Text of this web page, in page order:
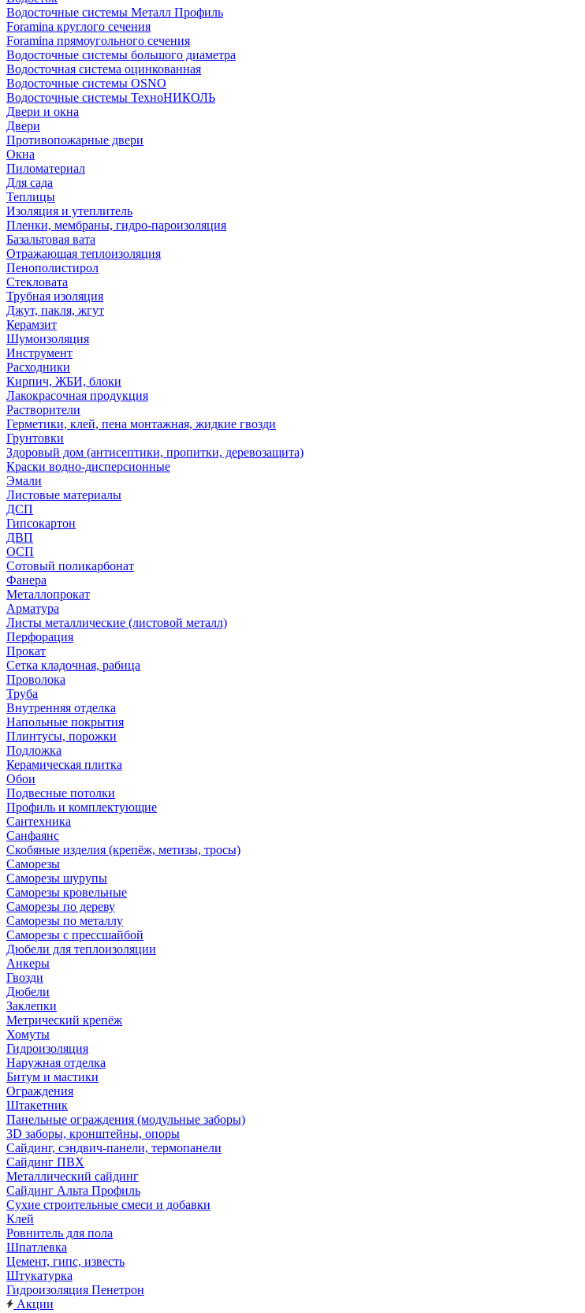
Водосточные системы Металл Профиль
Foramina круглого сечения
Foramina прямоугольного сечения
Водосточные системы большого диаметра
Водосточная система оцинкованная
Водосточные системы OSNO
Водосточные системы ТехноНИКОЛЬ
Двери и окна
Двери
Противопожарные двери
Окна
Пиломатериал
Для сада
Теплицы
Изоляция и утеплитель
Пленки, мембраны, гидро-пароизоляция
Базальтовая вата
Отражающая теплоизоляция
Пенополистирол
Стекловата
Трубная изоляция
Джут, пакля, жгут
Керамзит
Шумоизоляция
Инструмент
Расходники
Кирпич, ЖБИ, блоки
Лакокрасочная продукция
Растворители
Герметики, клей, пена монтажная, жидкие гвозди
Грунтовки
Здоровый дом (антисептики, пропитки, деревозащита)
Краски водно-дисперсионные
Эмали
Листовые материалы
ДСП
Гипсокартон
ДВП
ОСП
Сотовый поликарбонат
Фанера
Металлопрокат
Арматура
Листы металлические (листовой металл)
Перфорация
Прокат
Сетка кладочная, рабица
Проволока
Труба
Внутренняя отделка
Напольные покрытия
Плинтусы, порожки
Подложка
Керамическая плитка
Обои
Подвесные потолки
Профиль и комплектующие
Сантехника
Санфаянс
Скобяные изделия (крепёж, метизы, тросы)
Саморезы
Саморезы шурупы
Саморезы кровельные
Саморезы по дереву
Саморезы по металлу
Саморезы с прессшайбой
Дюбели для теплоизоляции
Анкеры
Гвозди
Дюбели
Заклепки
Метрический крепёж
Хомуты
Гидроизоляция
Наружная отделка
Битум и мастики
Ограждения
Штакетник
Панельные ограждения (модульные заборы)
3D заборы, кронштейны, опоры
Cайдинг, сэндвич-панели, термопанели
Сайдинг ПВХ
Металлический сайдинг
Сайдинг Альта Профиль
Сухие строительные смеси и добавки
Клей
Ровнитель для пола
Шпатлевка
Цемент, гипс, известь
Штукатурка
Гидроизоляция Пенетрон
Акции